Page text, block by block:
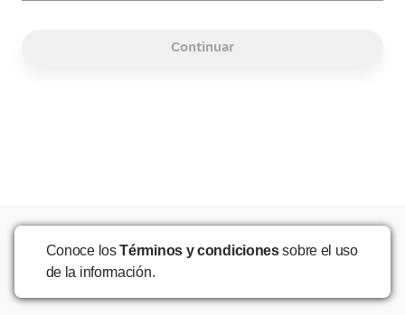
Continuar
Conoce losTérminos y condicionessobre el uso
de la información.